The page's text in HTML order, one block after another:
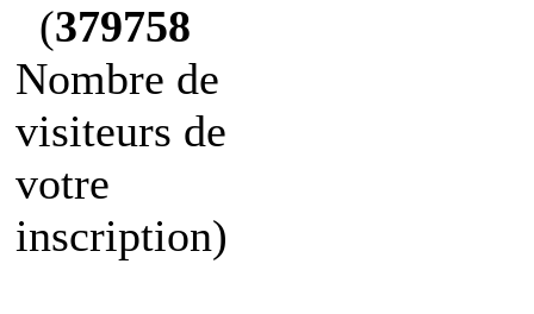
(379758
Nombre de
visiteurs de
votre
inscription)